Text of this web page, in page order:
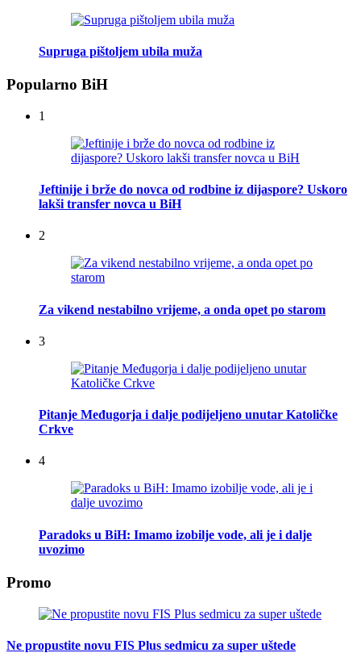
Supruga pištoljem ubila muža
Popularno BiH
1
Jeftinije i brže do novca od rodbine iz dijaspore? Uskoro
lakši transfer novca u BiH
2
Za vikend nestabilno vrijeme, a onda opet po starom
3
Pitanje Međugorja i dalje podijeljeno unutar Katoličke
Crkve
4
Paradoks u BiH: Imamo izobilje vode, ali je i dalje
uvozimo
Promo
Ne propustite novu FIS Plus sedmicu za super uštede